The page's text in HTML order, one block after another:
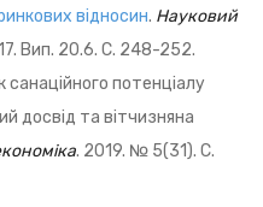
відносин. Науковий
Вип. 20.6. С. 248-252.
санаційного потенціалу
досвід та вітчизняна
. 2019. № 5(31). С.